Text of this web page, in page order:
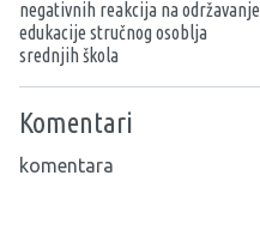
negativnih reakcija na održavanje
edukacije stručnog osoblja
srednjih škola
Komentari
komentara